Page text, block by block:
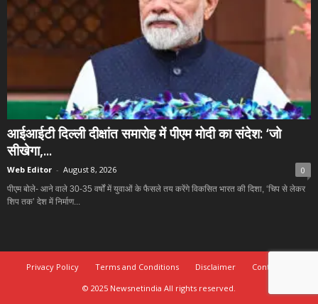
आईआईटी दिल्ली दीक्षांत समारोह में पीएम मोदी का संदेश: ‘जो
सीखेगा,...
Web Editor - August 8, 2026 0
पीएम बोले- आने वाले 30-35 वर्षों में युवाओं के फैसले तय करेंगे विकसित भारत की दिशा, ‘चिप से लेकर
शिप तक’ देश में निर्माण...
Privacy Policy Terms and Conditions Disclaimer
Contact Us
© 2025 Newsnetindia All rights reserved.